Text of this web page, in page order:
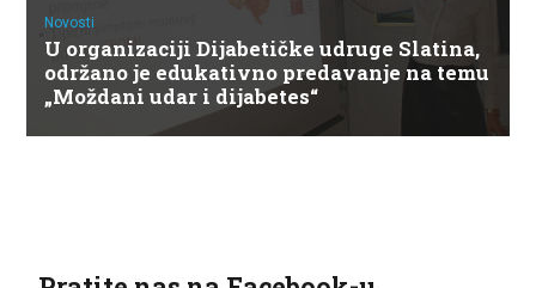
Novosti
U organizaciji Dijabetičke udruge Slatina,
održano je edukativno predavanje na temu
„Moždani udar i dijabetes“